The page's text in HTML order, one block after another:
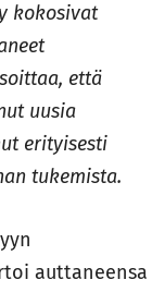
kokosivat
että
uusia
erityisesti
tukemista.
auttaneensa